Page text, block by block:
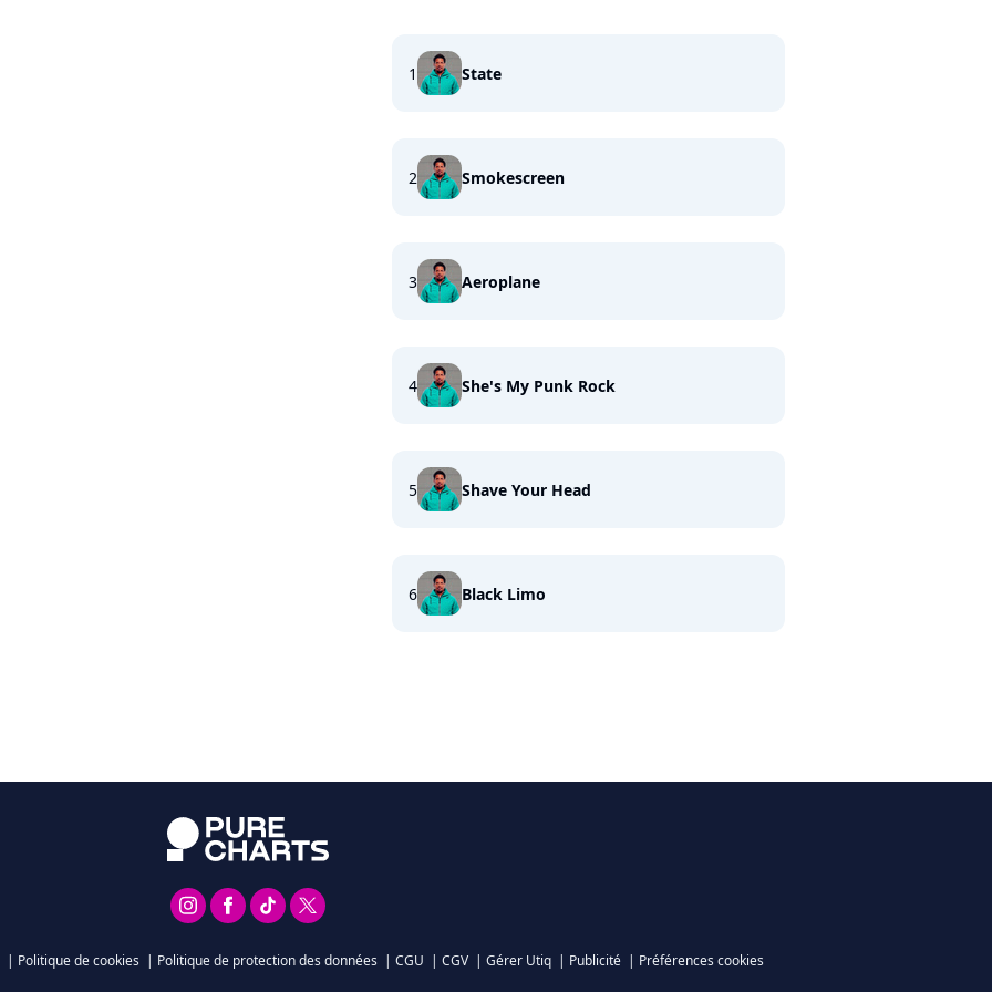
1 State
2 Smokescreen
3 Aeroplane
4 She's My Punk Rock
5 Shave Your Head
6 Black Limo
| Politique de cookies | Politique de protection des données | CGU | CGV | Gérer Utiq | Publicité | Préférences cookies